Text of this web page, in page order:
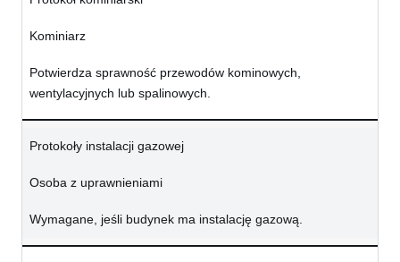
Kominiarz
Potwierdza sprawność przewodów kominowych,
wentylacyjnych lub spalinowych.
Protokoły instalacji gazowej
Osoba z uprawnieniami
Wymagane, jeśli budynek ma instalację gazową.